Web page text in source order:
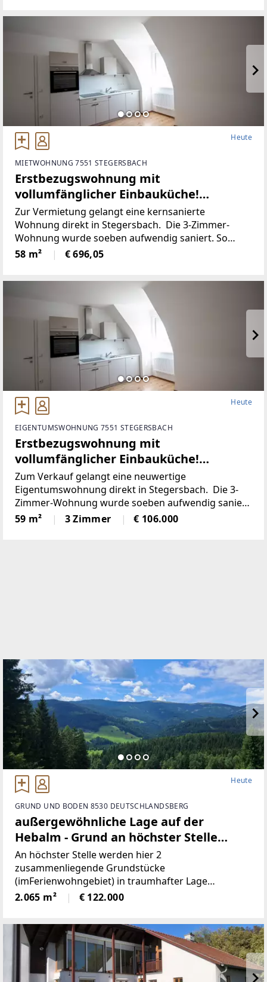
Heute
MIETWOHNUNG 7551 STEGERSBACH
Erstbezugswohnung mit
vollumfänglicher Einbauküche!
(Provisionsfrei)
Zur Vermietung gelangt eine kernsanierte
Wohnung direkt in Stegersbach. Die 3-Zimmer-
Wohnung wurde soeben aufwendig saniert. So
wurde unter anderem dieElektronik gänzlich
erneuert und für einen niedrigen
58 m² € 696,05
Heute
EIGENTUMSWOHNUNG 7551 STEGERSBACH
Erstbezugswohnung mit
vollumfänglicher Einbauküche!
(Provisionsfrei)
Zum Verkauf gelangt eine neuwertige
Eigentumswohnung direkt in Stegersbach. Die 3-
Zimmer-Wohnung wurde soeben aufwendig saniert.
So wurde unter anderem dieElektronik gänzlich
erneuert und für einen niedrigen
59 m² 3 Zimmer € 106.000
Heute
GRUND UND BODEN 8530 DEUTSCHLANDSBERG
außergewöhnliche Lage auf der
Hebalm - Grund an höchster Stelle
(Provisionsfrei)
An höchster Stelle werden hier 2
zusammenliegende Grundstücke
(imFerienwohngebiet) in traumhafter Lage
angeboten! Die beiden Grundstücke haben
inSumme 2.065m² (€59/ m²), sind süd-westlich
1100
2.065 m² € 122.000